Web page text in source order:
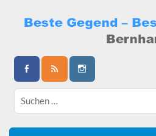
content
Bernhard Seidenath